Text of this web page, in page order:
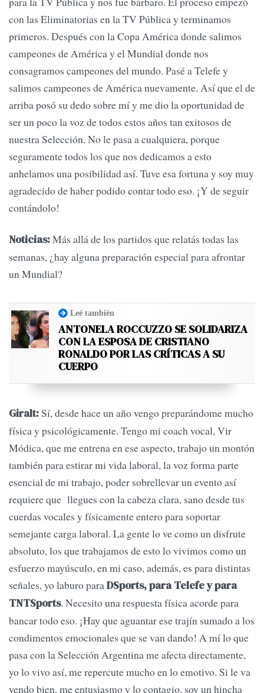
con las Eliminatorias en la TV Pública y terminamos
primeros. Después con la Copa América donde salimos
campeones de América y el Mundial donde nos
consagramos campeones del mundo. Pasé a Telefe y
salimos campeones de América nuevamente. Así que el de
arriba posó su dedo sobre mí y me dio la oportunidad de
ser un poco la voz de todos estos años tan exitosos de
nuestra Selección. No le pasa a cualquiera, porque
seguramente todos los que nos dedicamos a esto
anhelamos una posibilidad así. Tuve esa fortuna y soy muy
agradecido de haber podido contar todo eso. ¡Y de seguir
contándolo!
Noticias:Más allá de los partidos que relatás todas las
semanas, ¿hay alguna preparación especial para afrontar
un Mundial?
Leé también
ANTONELA ROCCUZZO SE SOLIDARIZA
CON LA ESPOSA DE CRISTIANO
RONALDO POR LAS CRÍTICAS A SU
CUERPO
Giralt:Sí, desde hace un año vengo preparándome mucho
física y psicológicamente. Tengo mi coach vocal, Vir
Módica, que me entrena en ese aspecto, trabajo un montón
también para estirar mi vida laboral, la voz forma parte
esencial de mi trabajo, poder sobrellevar un evento así
requiere que llegues con la cabeza clara, sano desde tus
cuerdas vocales y físicamente entero para soportar
semejante carga laboral. La gente lo ve como un disfrute
absoluto, los que trabajamos de esto lo vivimos como un
esfuerzo mayúsculo, en mi caso, además, es para distintas
señales, yo laburo para DSports, para Telefe y para
TNTSports. Necesito una respuesta física acorde para
bancar todo eso. ¡Hay que aguantar ese trajín sumado a los
condimentos emocionales que se van dando! A mí lo que
pasa con la Selección Argentina me afecta directamente,
yo lo vivo así, me repercute mucho en lo emotivo. Si le va
yendo bien, me entusiasmo y lo contagio, soy un hincha